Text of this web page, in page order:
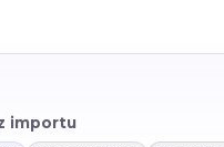
importu